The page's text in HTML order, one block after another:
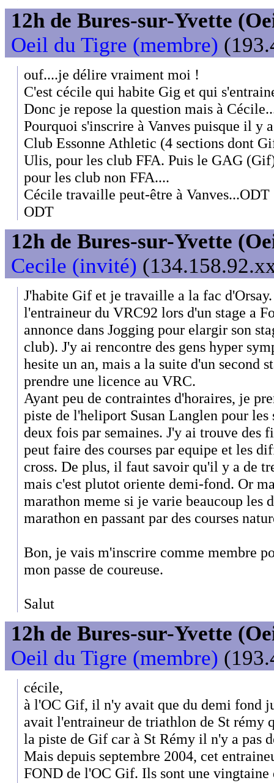
12h de Bures-sur-Yvette
Oeil du Tigre (membre)
ouf....je délire vraiment moi !
C'est cécile qui habite Gig et qui
Donc je repose la question mais à
Pourquoi s'inscrire à Vanves puisque il y
Club Essonne Athletic (4 sections dont
Ulis, pour les club FFA. Puis le GAG
pour les club non FFA....
Cécile travaille peut-être à Vanves...ODT
ODT
12h de Bures-sur-Yvette
Cecile (invité)
J'habite Gif et je travaille a la fac
l'entraineur du VRC92 lors d'un stage a
annonce dans Jogging pour elargir son
club). J'y ai rencontre des gens hyper
hesite un an, mais a la suite d'un second
prendre une licence au VRC.
Ayant peu de contraintes d'horaires, je
piste de l'heliport Susan Langlen pour les
deux fois par semaines. J'y ai trouve des
peut faire des courses par equipe et les
cross. De plus, il faut savoir qu'il y a de
mais c'est plutot oriente demi-fond. Or
marathon meme si je varie beaucoup les
marathon en passant par des courses
Bon, je vais m'inscrire comme membre
mon passe de coureuse.
Salut
12h de Bures-sur-Yvette
Oeil du Tigre (membre)
cécile,
à l'OC Gif, il n'y avait que du demi fond
avait l'entraineur de triathlon de St rémy
la piste de Gif car à St Rémy il n'y a pas
Mais depuis septembre 2004, cet
FOND de l'OC Gif. Ils sont une vingtaine